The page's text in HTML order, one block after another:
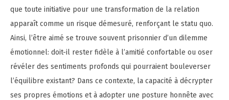
que toute initiative pour une transformation de la relation
apparaît comme un risque démesuré, renforçant le statu quo.
Ainsi, l’être aimé se trouve souvent prisonnier d’un dilemme
émotionnel: doit-il rester fidèle à l’amitié confortable ou oser
révéler des sentiments profonds qui pourraient bouleverser
l’équilibre existant? Dans ce contexte, la capacité à décrypter
ses propres émotions et à adopter une posture honnête avec